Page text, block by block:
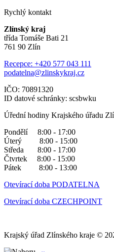
Rychlý kontakt
Zlínský kraj
třída Tomáše Bati 21
761 90 Zlín
Recepce: +420 577 043 111
podatelna@zlinskykraj.cz
IČO: 70891320
ID datové schránky: scsbwku
Úřední hodiny Krajského úřadu
Pondělí 8:00 - 17:00
Úterý 8:00 - 15:00
Středa 8:00 - 17:00
Čtvrtek 8:00 - 15:00
Pátek 8:00 - 13:00
Otevírací doba PODATELNA
Otevírací doba CZECHPOINT
Krajský úřad Zlínského kraje ©